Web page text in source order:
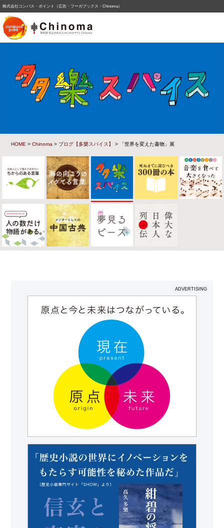
株式会社コンパス・ポイント（広告・フーガブックス・Chinoma）
HOME >Chinoma > ブログ【多樂スパイス】 > 「世界を変えた書物」展
ADVERTISING